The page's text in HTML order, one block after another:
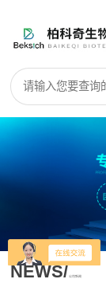
NEWS/公司新闻